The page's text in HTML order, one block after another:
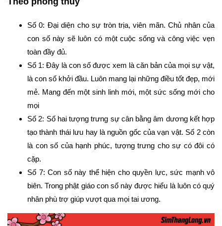
Số 0: Đại diện cho sự tròn trịa, viên mãn. Chủ nhân của
con số này sẽ luôn có một cuộc sống và công việc vẹn
toàn đầy đủ.
Số 1: Đây là con số được xem là căn bản của mọi sự vật,
là con số khởi đầu. Luôn mang lại những điều tốt đẹp, mới
mẻ. Mang đến một sinh linh mới, một sức sống mới cho
mọi
Số 2: Số hai tượng trưng sự cân bằng âm dương kết hợp
tạo thành thái lưu hay là nguồn gốc của vạn vật. Số 2 còn
là con số của hạnh phúc, tượng trưng cho sự có đôi có
cặp.
Số 7: Con số này thể hiện cho quyền lực, sức mạnh vô
biên. Trong phật giáo con số này được hiểu là luôn có quý
nhân phù trợ giúp vượt qua mọi tai ương.